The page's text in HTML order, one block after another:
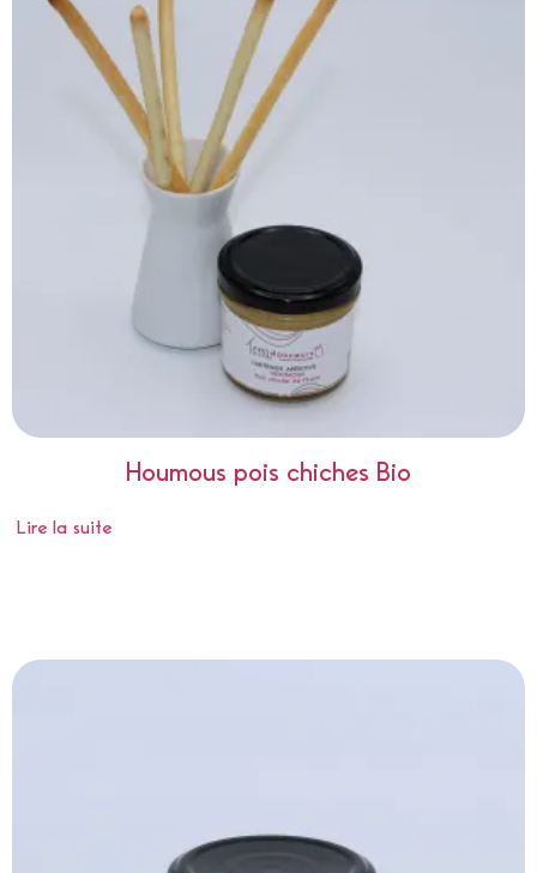
Houmous pois chiches Bio
Lire la suite